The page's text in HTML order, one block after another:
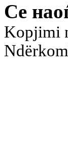
Се
Kopjimi